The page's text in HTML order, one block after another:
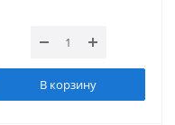
В корзину